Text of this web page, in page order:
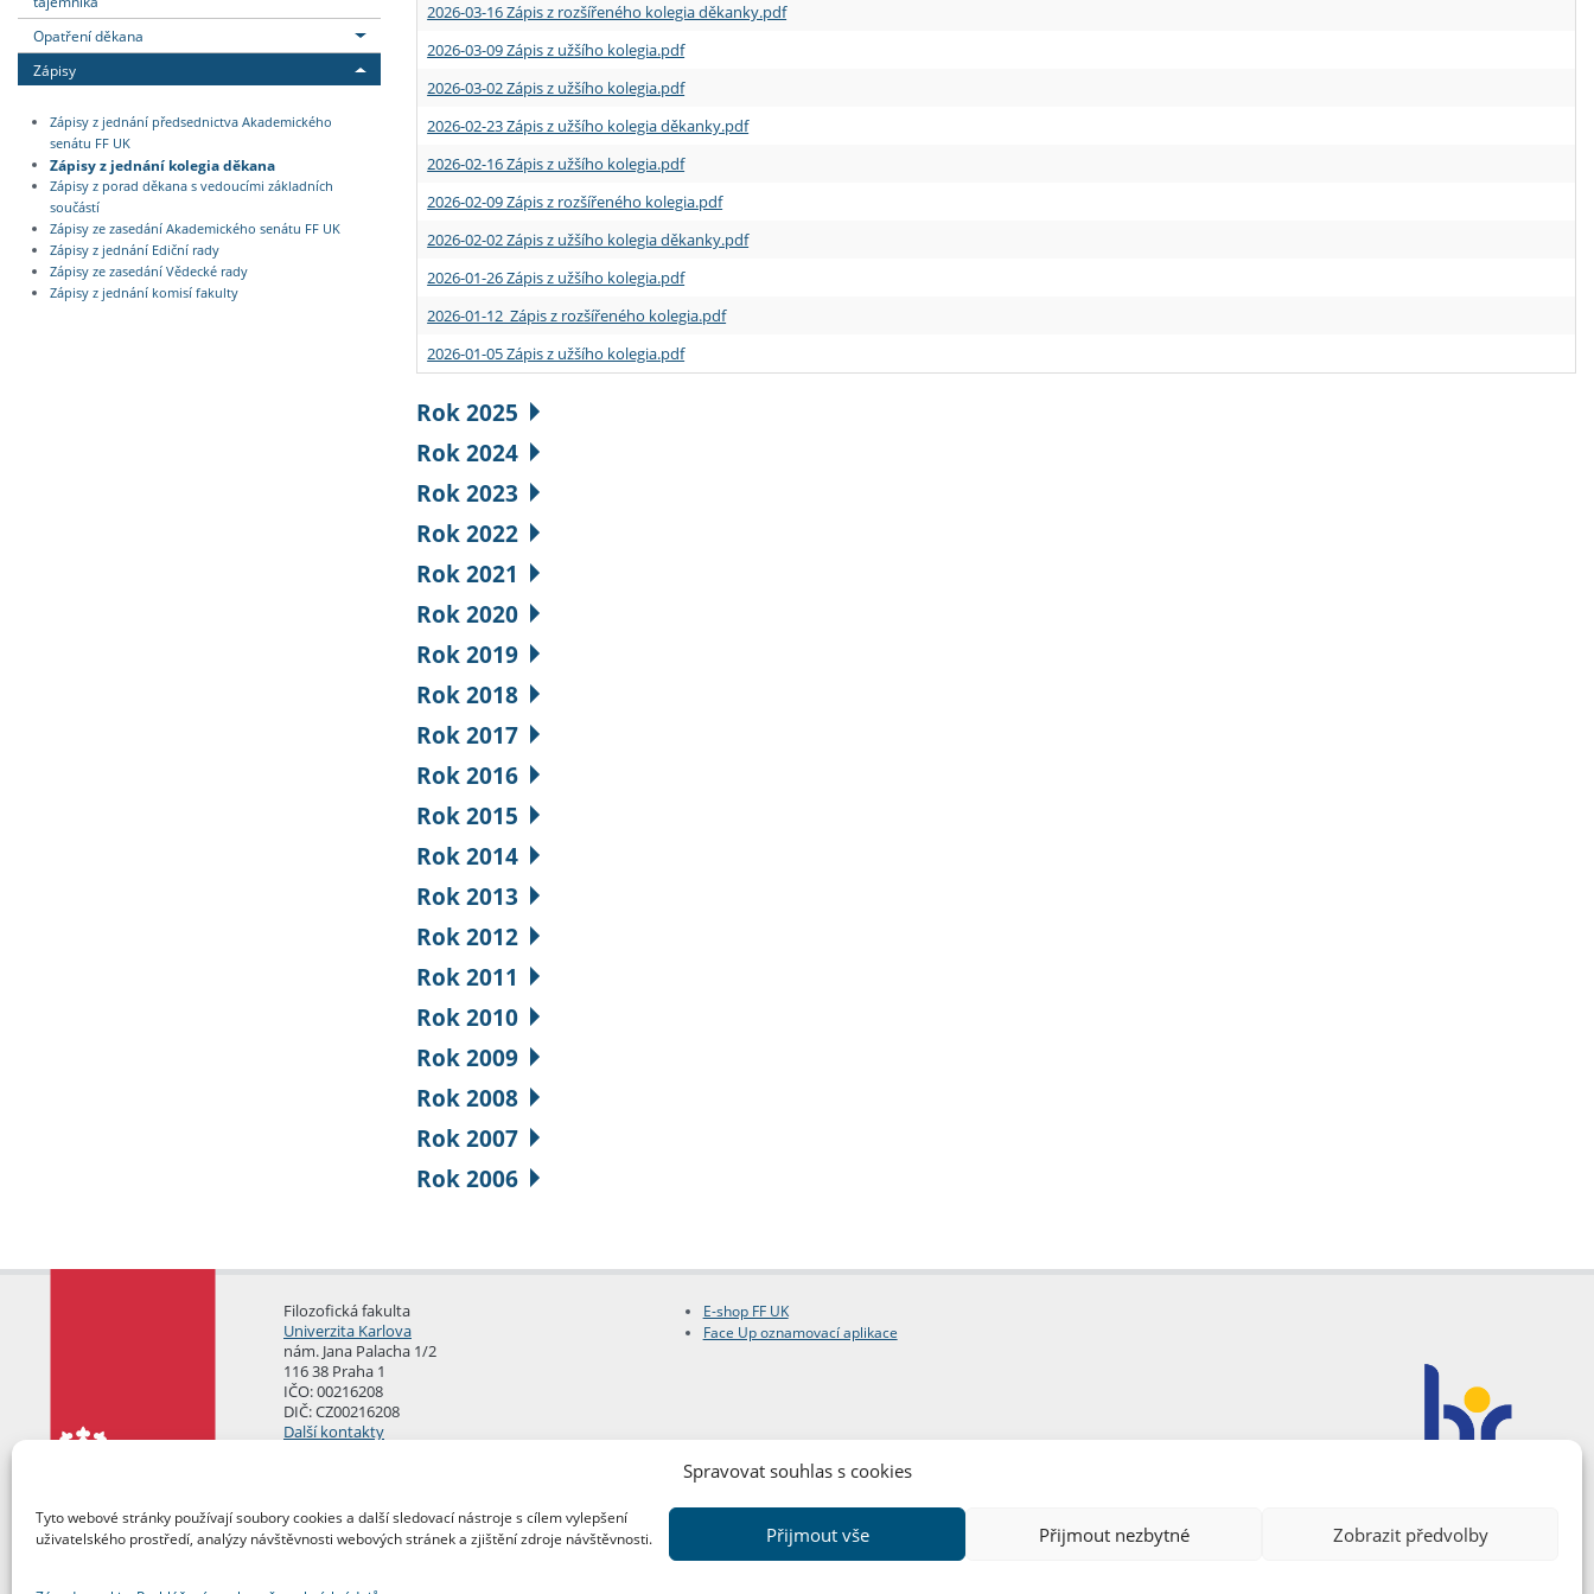
Spravovat souhlas s cookies
Tyto webové stránky používají soubory cookies a další sledovací nástroje s cílem vylepšení
uživatelského prostředí, analýzy návštěvnosti webových stránek a zjištění zdroje návštěvnosti.
Přijmout vše Přijmout nezbytné Zobrazit předvolby
Opatření děkana
Zápisy
Zápisy z jednání předsednictva Akademického
senátu FF UK
Zápisy z jednání kolegia děkana
Zápisy z porad děkana s vedoucími základních
součástí
Zápisy ze zasedání Akademického senátu FF UK
Zápisy z jednání Ediční rady
Zápisy ze zasedání Vědecké rady
Zápisy z jednání komisí fakulty
2026-03-16 Zápis z rozšířeného kolegia děkanky.pdf
2026-03-09 Zápis z užšího kolegia.pdf
2026-03-02 Zápis z užšího kolegia.pdf
2026-02-23 Zápis z užšího kolegia děkanky.pdf
2026-02-16 Zápis z užšího kolegia.pdf
2026-02-09 Zápis z rozšířeného kolegia.pdf
2026-02-02 Zápis z užšího kolegia děkanky.pdf
2026-01-26 Zápis z užšího kolegia.pdf
2026-01-12 Zápis z rozšířeného kolegia.pdf
2026-01-05 Zápis z užšího kolegia.pdf
Rok 2025
Rok 2024
Rok 2023
Rok 2022
Rok 2021
Rok 2020
Rok 2019
Rok 2018
Rok 2017
Rok 2016
Rok 2015
Rok 2014
Rok 2013
Rok 2012
Rok 2011
Rok 2010
Rok 2009
Rok 2008
Rok 2007
Rok 2006
Filozofická fakulta
Univerzita Karlova
nám. Jana Palacha 1/2
116 38 Praha 1
IČO: 00216208
DIČ: CZ00216208
Další kontakty
E-shop FF UK
Face Up oznamovací aplikace